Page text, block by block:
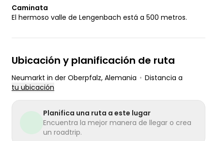
Caminata
El hermoso valle de Lengenbach está a 500 metros.
Ubicación y planificación de ruta
Neumarkt in der Oberpfalz, Alemania • Distancia a
tu ubicación
Planifica una ruta a este lugar
Encuentra la mejor manera de llegar o crea
un roadtrip.